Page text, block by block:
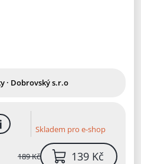
· Dobrovský s.r.o
více informacíSkladem pro e-shop
189 Kč 139 Kč